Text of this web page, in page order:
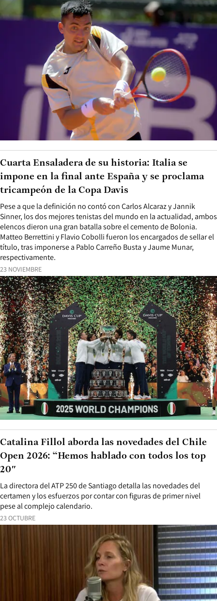
23 NOVIEMBRE
Pese a que la definición no contó con Carlos Alcaraz y Jannik
Sinner, los dos mejores tenistas del mundo en la actualidad, ambos
elencos dieron una gran batalla sobre el cemento de Bolonia.
Matteo Berrettini y Flavio Cobolli fueron los encargados de sellar el
título, tras imponerse a Pablo Carreño Busta y Jaume Munar,
respectivamente.
Cuarta Ensaladera de su historia: Italia se
impone en la final ante España y se proclama
tricampeón de la Copa Davis
23 OCTUBRE
La directora del ATP 250 de Santiago detalla las novedades del
certamen y los esfuerzos por contar con figuras de primer nivel
pese al complejo calendario.
Catalina Fillol aborda las novedades del Chile
Open 2026: “Hemos hablado con todos los top
20″